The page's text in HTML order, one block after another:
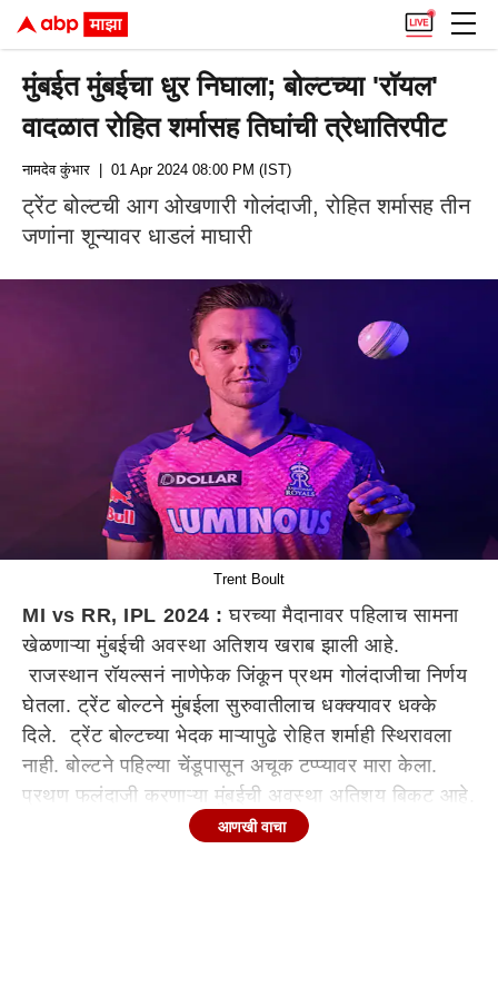
मुंबईत मुंबईचा धुर निघाला; बोल्टच्या 'राॅयल'
वादळात रोहित शर्मासह तिघांची त्रेधातिरपीट
नामदेव कुंभार | 01 Apr 2024 08:00 PM (IST)
ट्रेंट बोल्टची आग ओखणारी गोलंदाजी, रोहित शर्मासह तीन
जणांना शून्यावर धाडलं माघारी
Trent Boult
MI vs RR, IPL 2024 : घरच्या मैदानावर पहिलाच सामना
खेळणाऱ्या मुंबईची अवस्था अतिशय खराब झाली आहे.
राजस्थान रॉयल्सनं नाणेफेक जिंकून प्रथम गोलंदाजीचा निर्णय
घेतला. ट्रेंट बोल्टने मुंबईला सुरुवातीलाच धक्क्यावर धक्के
दिले. ट्रेंट बोल्टच्या भेदक माऱ्यापुढे रोहित शर्माही स्थिरावला
नाही. बोल्टने पहिल्या चेंडूपासून अचूक टप्प्यावर मारा केला.
प्रथण फलंदाजी करणाऱ्या मुंबईची अवस्था अतिशय बिकट आहे.
बोल्टने मुंबईच्या तीन फलंदाजांना खातेही उघडू दिले नाही.
आणखी वाचा